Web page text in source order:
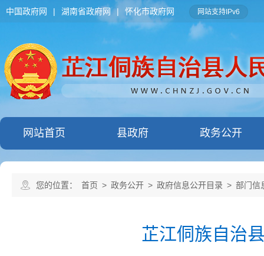
中国政府网 | 湖南省政府网 | 怀化市政府网 网站支持IPv6
网站首页 县政府 政务公开
您的位置： 首页 > 政务公开 > 政府信息公开目录 > 部门信
芷江侗族自治